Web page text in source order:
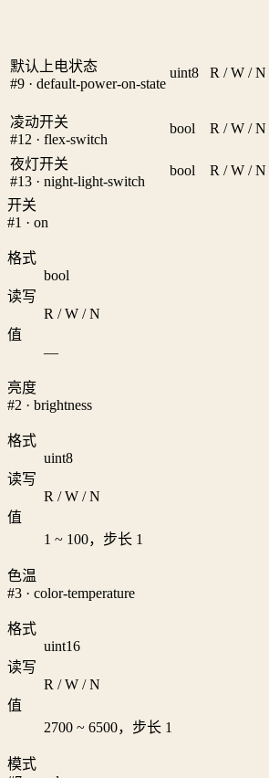
默认上电状态
#9 · default-power-on-state
uint8 R / W / N
凌动开关
#12 · flex-switch
bool R / W / N
夜灯开关
#13 · night-light-switch
bool R / W / N
开关
#1 · on
格式
bool
读写
R / W / N
值
—
亮度
#2 · brightness
格式
uint8
读写
R / W / N
值
1 ~ 100，步长 1
色温
#3 · color-temperature
格式
uint16
读写
R / W / N
值
2700 ~ 6500，步长 1
模式